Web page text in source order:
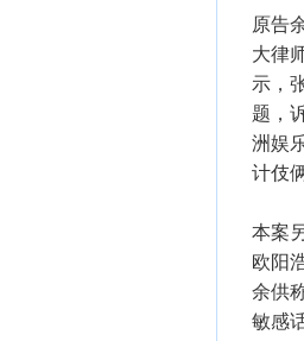
原告
大律
示，
题，
洲娱
计伎
本案
欧阳
余供
敏感